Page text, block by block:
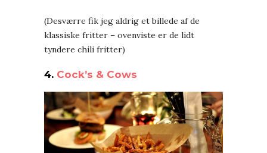
(Desværre fik jeg aldrig et billede af de
klassiske fritter – ovenviste er de lidt
tyndere chili fritter)
4. Cock’s & Cows